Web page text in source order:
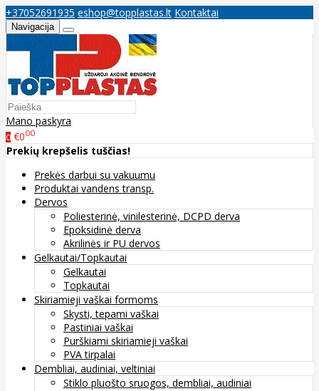
+37052691935 eshop@topplastas.lt Kontaktai
Navigacija
Mano paskyra
0 €000
Prekių krepšelis tuščias!
Prekės darbui su vakuumu
Produktai vandens transp.
Dervos
Poliesterinė, vinilesterinė, DCPD derva
Epoksidinė derva
Akrilinės ir PU dervos
Gelkautai/Topkautai
Gelkautai
Topkautai
Skiriamieji vaškai formoms
Skysti, tepami vaškai
Pastiniai vaškai
Purškiami skiriamieji vaškai
PVA tirpalai
Dembliai, audiniai, veltiniai
Stiklo pluošto sruogos, dembliai, audiniai